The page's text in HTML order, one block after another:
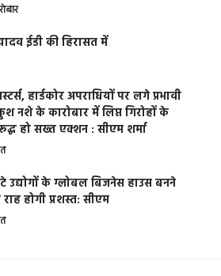
ईडी की हिरासत में
हार्डकोर अपराधियों पर लगे प्रभावी
नशे के कारोबार में लिप्त गिरोहों के
हो सख्त एक्शन : सीएम शर्मा
उद्योगों के ग्लोबल बिजनेस हाउस बनने
होगी प्रशस्त: सीएम